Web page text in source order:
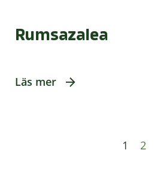
Rumsazalea
Läs mer
1 2